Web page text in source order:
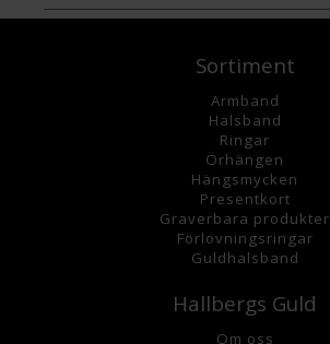
Sortiment
Armband
Halsband
Ringar
Örhängen
Hängsmycken
Presentkort
Graverbara produkter
Förlovningsringar
Guldhalsband
Hallbergs Guld
Om oss